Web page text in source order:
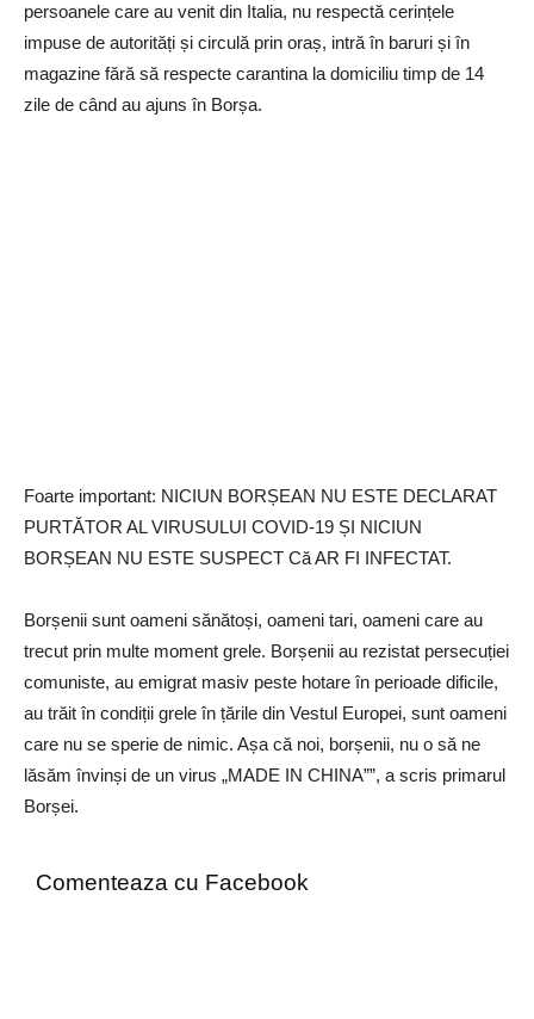
persoanele care au venit din Italia, nu respectă cerințele
impuse de autorități și circulă prin oraș, intră în baruri și în
magazine fără să respecte carantina la domiciliu timp de 14
zile de când au ajuns în Borșa.
Foarte important: NICIUN BORȘEAN NU ESTE DECLARAT
PURTĂTOR AL VIRUSULUI COVID-19 ȘI NICIUN
BORȘEAN NU ESTE SUSPECT Că AR FI INFECTAT.
Borșenii sunt oameni sănătoși, oameni tari, oameni care au
trecut prin multe moment grele. Borșenii au rezistat persecuției
comuniste, au emigrat masiv peste hotare în perioade dificile,
au trăit în condiții grele în țările din Vestul Europei, sunt oameni
care nu se sperie de nimic. Așa că noi, borșenii, nu o să ne
lăsăm învinși de un virus „MADE IN CHINA””, a scris primarul
Borșei.
Comenteaza cu Facebook